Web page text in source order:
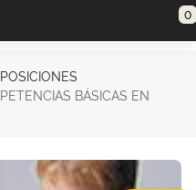
0
BÁSICAS EN